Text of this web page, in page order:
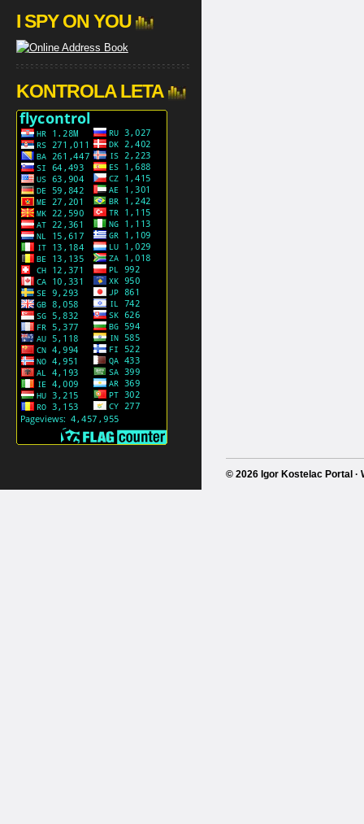
I SPY ON YOU
KONTROLA LETA
© 2026 Igor Kostelac Portal